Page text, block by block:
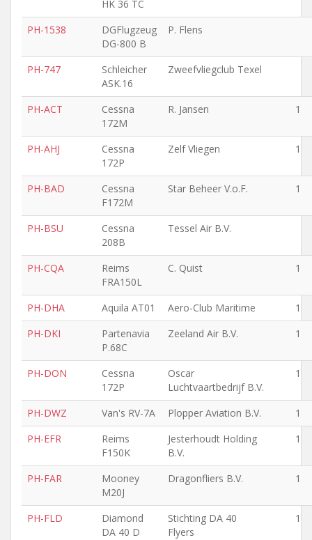
HK 36 TC
PH-1538
DGFlugzeug
DG-800 B
P. Flens
PH-747
Schleicher
ASK.16
Zweefvliegclub Texel
PH-ACT
Cessna
172M
R. Jansen 1
PH-AHJ
Cessna
172P
Zelf Vliegen 1
PH-BAD
Cessna
F172M
Star Beheer V.o.F. 1
PH-BSU
Cessna
208B
Tessel Air B.V.
PH-CQA
Reims
FRA150L
C. Quist 1
PH-DHA Aquila AT01 Aero-Club Maritime
1
PH-DKI
Partenavia
P.68C
Zeeland Air B.V. 1
PH-DON
Cessna
172P
Oscar
Luchtvaartbedrijf B.V.
1
PH-DWZ Van's RV-7A Plopper Aviation B.V.
1
PH-EFR
Reims
F150K
Jesterhoudt Holding
B.V.
1
PH-FAR
Mooney
M20J
Dragonfliers B.V. 1
PH-FLD
Diamond
DA 40 D
Stichting DA 40
Flyers
1